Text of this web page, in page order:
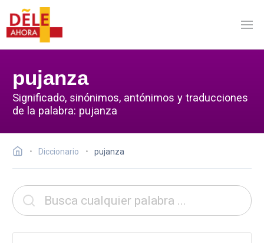
pujanza
Significado, sinónimos, antónimos y traducciones
de la palabra: pujanza
Diccionario pujanza